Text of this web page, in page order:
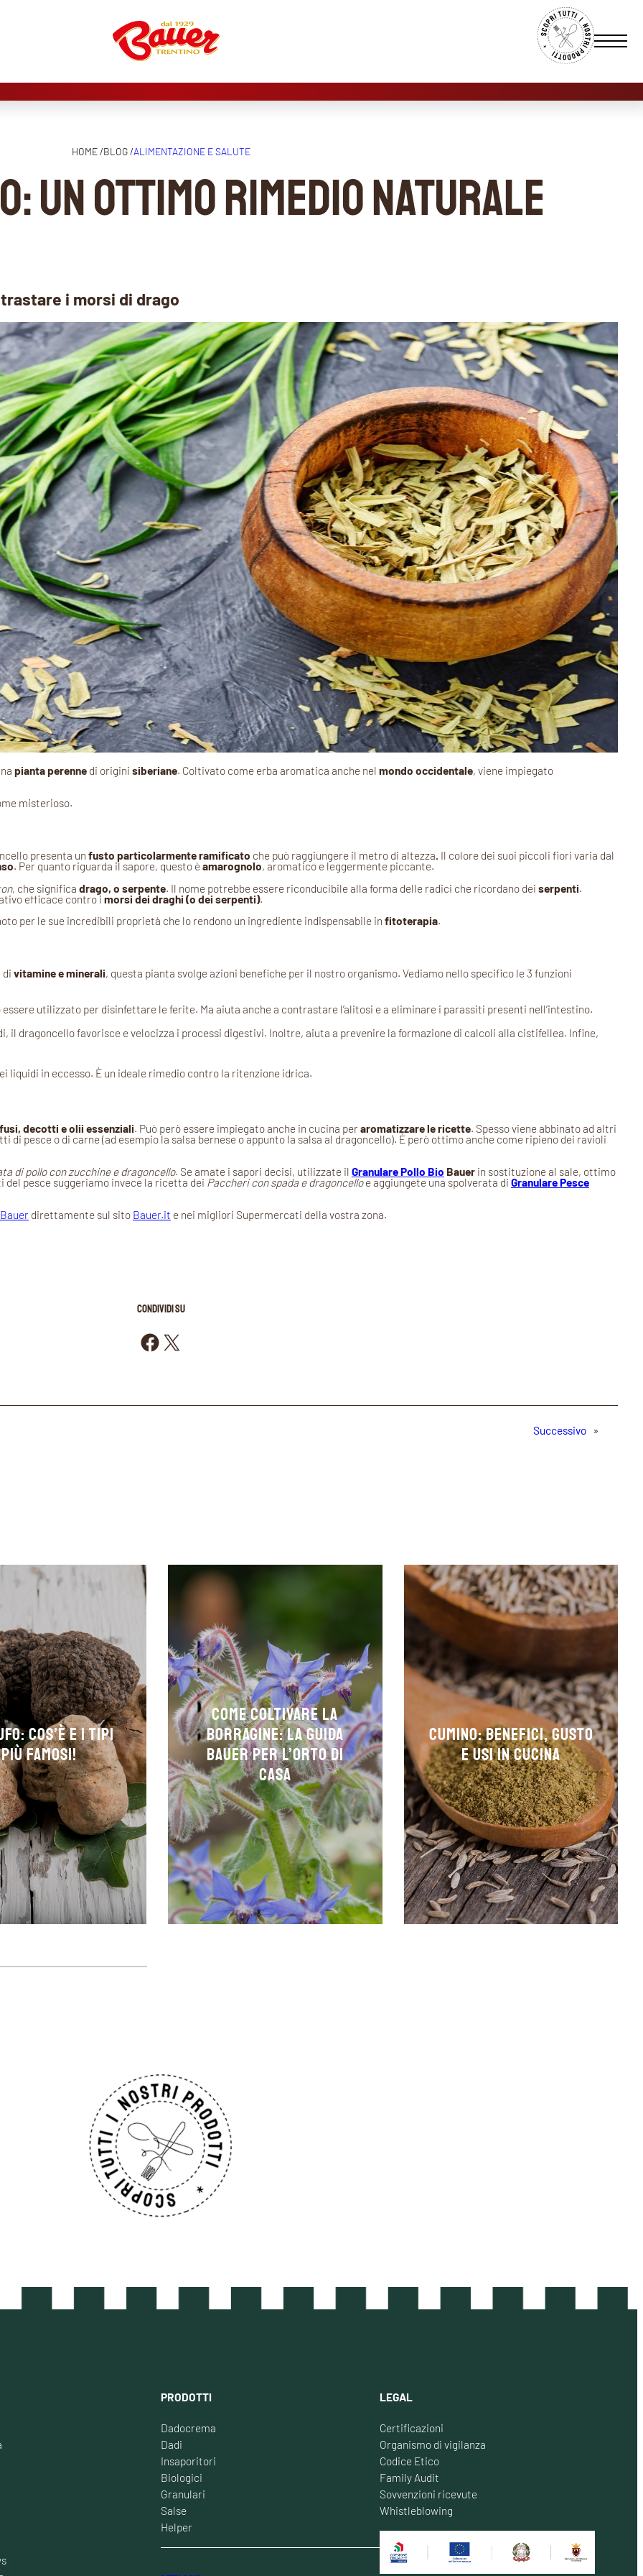
HOME /BLOG /ALIMENTAZIONE E SALUTE
un ottimo rimedio naturale
i morsi di drago
pianta perenne di origini siberiane. Coltivato come erba aromatica anche nel mondo occidentale, viene impiegato
misterioso.
presenta un fusto particolarmente ramificato che può raggiungere il metro di altezza. Il colore dei suoi piccoli fiori varia dal
. Per quanto riguarda il sapore, questo èamarognolo, aromatico e leggermente piccante.
, che significa drago, o serpente. Il nome potrebbe essere riconducibile alla forma delle radici che ricordano dei serpenti.
efficace contro i morsi dei draghi (o dei serpenti).
per le sue incredibili proprietà che lo rendono un ingrediente indispensabile in fitoterapia.
di vitamine e minerali, questa pianta svolge azioni benefiche per il nostro organismo. Vediamo nello specifico le 3 funzioni
essere utilizzato per disinfettare le ferite. Ma aiuta anche a contrastare l’alitosi e a eliminare i parassiti presenti nell’intestino.
il dragoncello favorisce e velocizza i processi digestivi. Inoltre, aiuta a prevenire la formazione di calcoli alla cistifellea. Infine,
liquidi in eccesso. È un ideale rimedio contro la ritenzione idrica.
decotti e olii essenziali. Può però essere impiegato anche in cucina peraromatizzare le ricette. Spesso viene abbinato ad altri
di pesce o di carne (ad esempio la salsa bernese o appunto la salsa al dragoncello). È però ottimo anche come ripieno dei ravioli
di pollo con zucchine e dragoncello. Se amate i sapori decisi, utilizzate il Granulare Pollo Bio Bauerin sostituzione al sale, ottimo
del pesce suggeriamo invece la ricetta dei Paccheri con spada e dragoncelloe aggiungete una spolverata di Granulare Pesce
direttamente sul sito Bauer.it e nei migliori Supermercati della vostra zona.
CONDIVIDI SU
Condividi su Facebook
Condividi su X
Successivo »
cos’è e i tipi
più famosi!
Come coltivare la
borragine: la guida
Bauer per l’orto di
casa
Cumino: Benefici, Gusto
e Usi in Cucina
PRODOTTI
Dadocrema
Dadi
Insaporitori
Biologici
Granulari
Salse
Helper
LEGAL
Certificazioni
Organismo di vigilanza
Codice Etico
Family Audit
Sovvenzioni ricevute
Whistleblowing